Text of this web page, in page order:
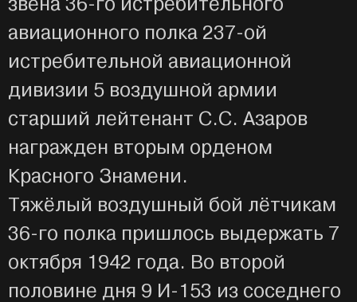
авиационного полка 237-ой
истребительной авиационной
дивизии 5 воздушной армии
старший лейтенант С.С. Азаров
награжден вторым орденом
Красного Знамени.
Тяжёлый воздушный бой лётчикам
36-го полка пришлось выдержать 7
октября 1942 года. Во второй
половине дня 9 И-153 из соседнего